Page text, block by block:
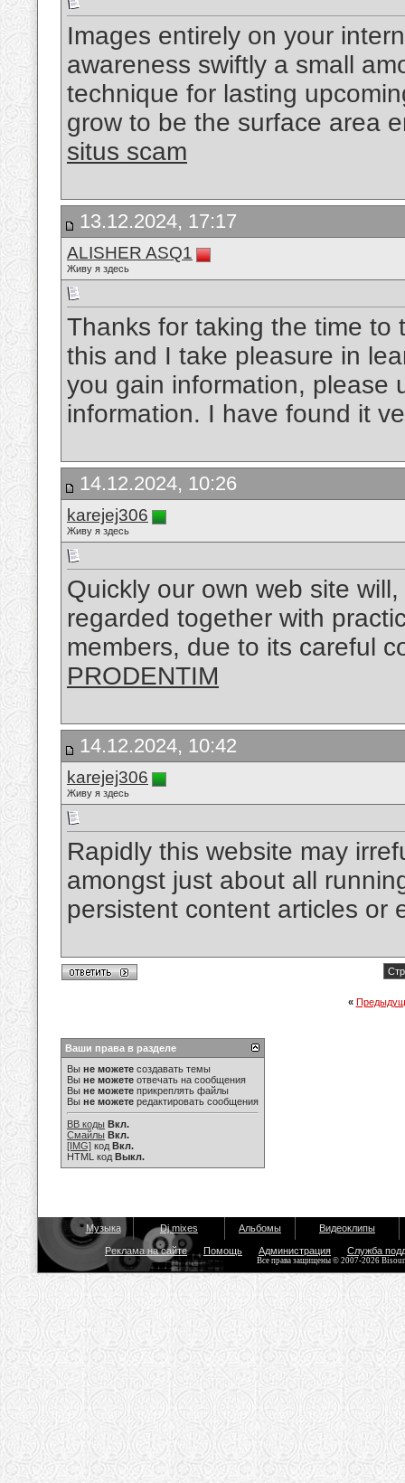
Images entirely on your
awareness swiftly a small
technique for lasting
grow to be the surface area
situs scam
13.12.2024, 17:17
ALISHER ASQ1
Живу я здесь
Thanks for taking the time to
this and I take pleasure in
you gain information, please
information. I have found it
14.12.2024, 10:26
karejej306
Живу я здесь
Quickly our own web site
regarded together with
members, due to its careful
PRODENTIM
14.12.2024, 10:42
karejej306
Живу я здесь
Rapidly this website may
amongst just about all
persistent content articles or
«
Ваши права в разделе
Вы не можете создавать темы
Вы не можете отвечать на сообщения
Вы не можете прикреплять файлы
Вы не можете редактировать сообщения
BB коды Вкл.
Смайлы Вкл.
[IMG] код Вкл.
HTML код Выкл.
Музыка Dj mixes Альбомы Видеоклипы
Реклама на сайте Помощь Администрация Служба
Все права защищены © 2007-2026